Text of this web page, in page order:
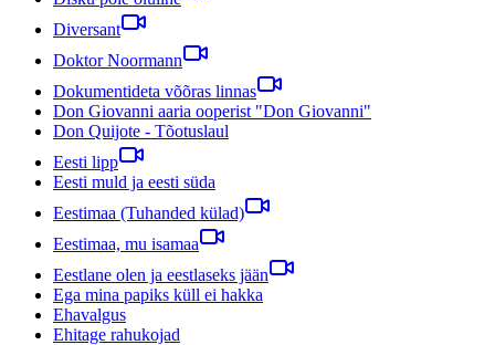
Diversant
Doktor Noormann
Dokumentideta võõras linnas
Don Giovanni aaria ooperist "Don Giovanni"
Don Quijote - Tõotuslaul
Eesti lipp
Eesti muld ja eesti süda
Eestimaa (Tuhanded külad)
Eestimaa, mu isamaa
Eestlane olen ja eestlaseks jään
Ega mina papiks küll ei hakka
Ehavalgus
Ehitage rahukojad